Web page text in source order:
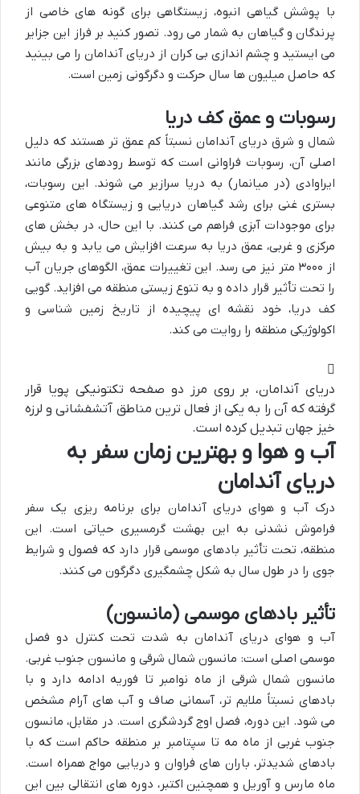
با پوشش گیاهی انبوه، زیستگاهی برای گونه های خاصی از
پرندگان و گیاهان به شمار می رود. تصور کنید بر فراز این جزایر
می ایستید و چشم اندازی بی کران از دریای آندامان را می بینید
که حاصل میلیون ها سال حرکت و دگرگونی زمین است.
رسوبات و عمق کف دریا
شمال و شرق دریای آندامان نسبتاً کم عمق تر هستند که دلیل
اصلی آن، رسوبات فراوانی است که توسط رودهای بزرگی مانند
ایراوادی (در میانمار) به دریا سرازیر می شوند. این رسوبات،
بستری غنی برای رشد گیاهان دریایی و زیستگاه های متنوعی
برای موجودات آبزی فراهم می کنند. با این حال، در بخش های
مرکزی و غربی، عمق دریا به سرعت افزایش می یابد و به بیش
از ۳۰۰۰ متر نیز می رسد. این تغییرات عمق، الگوهای جریان آب
را تحت تأثیر قرار داده و به تنوع زیستی منطقه می افزاید. گویی
کف دریا، خود نقشه ای پیچیده از تاریخ زمین شناسی و
اکولوژیکی منطقه را روایت می کند.
دریای آندامان، بر روی مرز دو صفحه تکتونیکی پویا قرار
گرفته که آن را به یکی از فعال ترین مناطق آتشفشانی و لرزه
خیز جهان تبدیل کرده است.
آب و هوا و بهترین زمان سفر به
دریای آندامان
درک آب و هوای دریای آندامان برای برنامه ریزی یک سفر
فراموش نشدنی به این بهشت گرمسیری حیاتی است. این
منطقه، تحت تأثیر بادهای موسمی قرار دارد که فصول و شرایط
جوی را در طول سال به شکل چشمگیری دگرگون می کنند.
تأثیر بادهای موسمی (مانسون)
آب و هوای دریای آندامان به شدت تحت کنترل دو فصل
موسمی اصلی است: مانسون شمال شرقی و مانسون جنوب غربی.
مانسون شمال شرقی از ماه نوامبر تا فوریه ادامه دارد و با
بادهای نسبتاً ملایم تر، آسمانی صاف و آب های آرام مشخص
می شود. این دوره، فصل اوج گردشگری است. در مقابل، مانسون
جنوب غربی از ماه مه تا سپتامبر بر منطقه حاکم است که با
بادهای شدیدتر، باران های فراوان و دریایی مواج همراه است.
ماه مارس و آوریل و همچنین اکتبر، دوره های انتقالی بین این